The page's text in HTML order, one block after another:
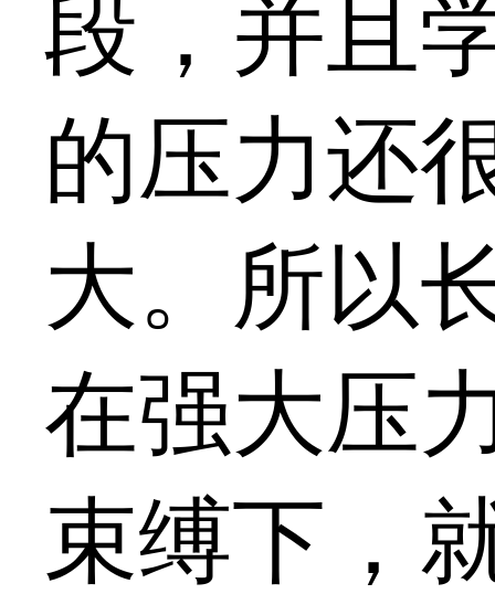
段，并且
的压力还
大。所以
在强大压
束缚下，